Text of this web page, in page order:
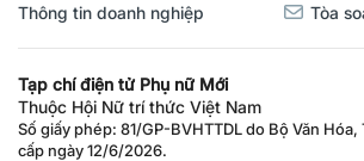
Thông tin doanh nghiệp Tòa
Tạp chí điện tử Phụ nữ Mới
Thuộc Hội Nữ trí thức Việt Nam
Số giấy phép: 81/GP-BVHTTDL do Bộ Văn Hóa,
cấp ngày 12/6/2026.